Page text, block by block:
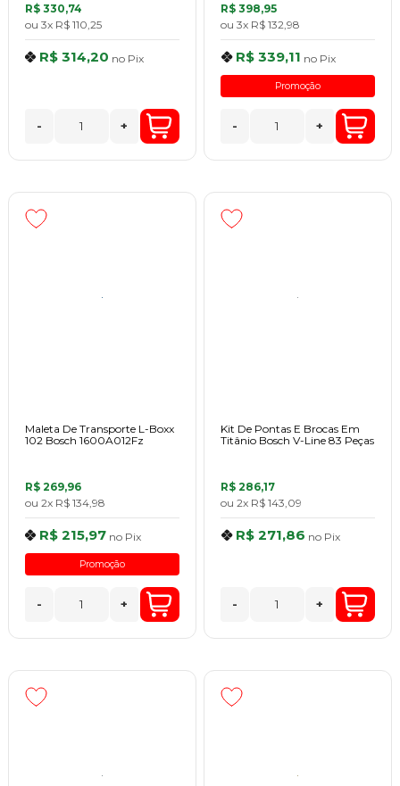
R$ 330,74
ou 3x R$ 110,25
R$ 314,20 no Pix
- +
R$ 398,95
ou 3x R$ 132,98
R$ 339,11 no Pix
Promoção
- +
Maleta De Transporte L-Boxx
102 Bosch 1600A012Fz
R$ 269,96
ou 2x R$ 134,98
R$ 215,97 no Pix
Promoção
- +
Kit De Pontas E Brocas Em
Titânio Bosch V-Line 83 Peças
R$ 286,17
ou 2x R$ 143,09
R$ 271,86 no Pix
- +